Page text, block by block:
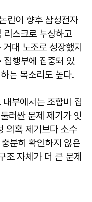
란이 향후 삼성전자
리스크로 부상하고
대 노조로 성장했지
행부에 집중돼 있
는 목소리도 높다.
부에서는 조합비 집
러싼 문제 제기가 잇
의혹 제기보다 소수
분히 확인하지 않은
조 자체가 더 큰 문제